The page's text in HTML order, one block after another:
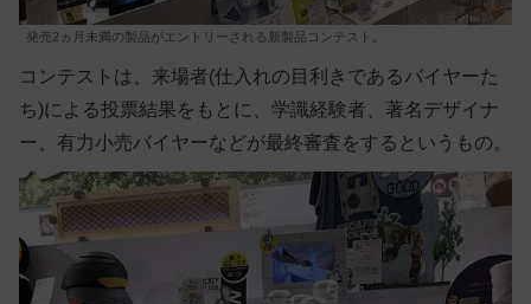
発売2ヵ月未満の製品がエントリーされる新製品コンテスト。
コンテストは、来場者(仕入れの目利きであるバイヤーた
ち)による投票結果をもとに、学識経験者、著名デザイナ
ー、有力小売バイヤーなどが最終審査をするというもの。